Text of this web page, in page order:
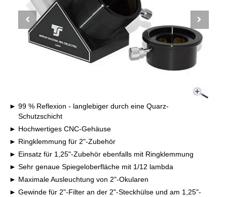
99 % Reflexion - langlebiger durch eine Quarz-
Schutzschicht
Hochwertiges CNC-Gehäuse
Ringklemmung für 2"-Zubehör
Einsatz für 1,25"-Zubehör ebenfalls mit Ringklemmung
Sehr genaue Spiegeloberfläche mit 1/12 lambda
Maximale Ausleuchtung von 2"-Okularen
Gewinde für 2"-Filter an der 2"-Steckhülse und am 1,25"-